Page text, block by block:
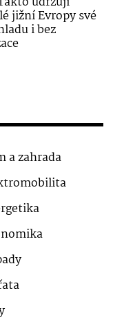
jižní Evropy své
i bez
a zahrada